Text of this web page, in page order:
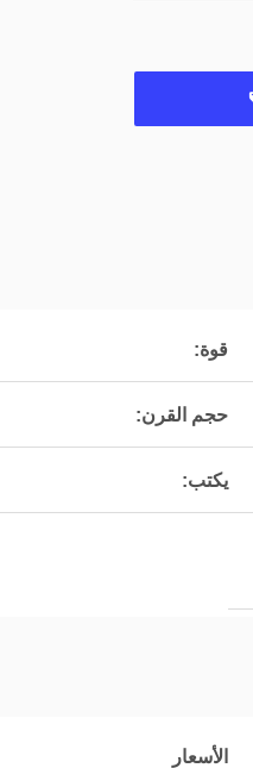
قوة:
حجم القرن:
يكتب:
الأسعار